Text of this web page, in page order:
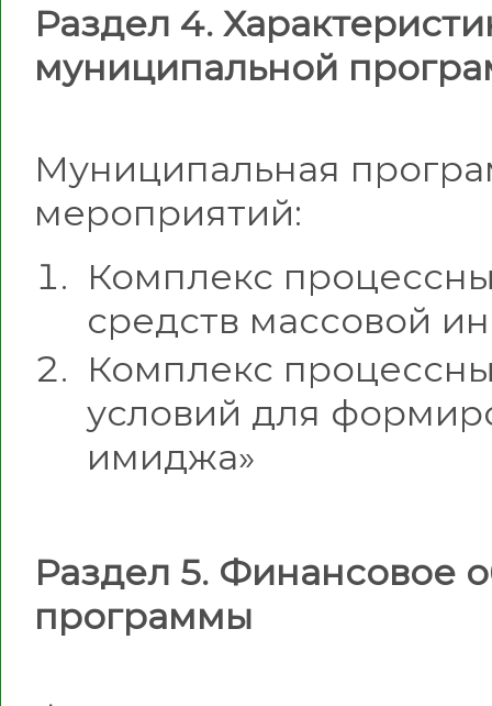
Раздел 4.
муниципальной
Муниципальная
мероприятий:
Комплекс
средств массовой
Комплекс
условий для
имиджа»
Раздел 5. Финансовое
программы